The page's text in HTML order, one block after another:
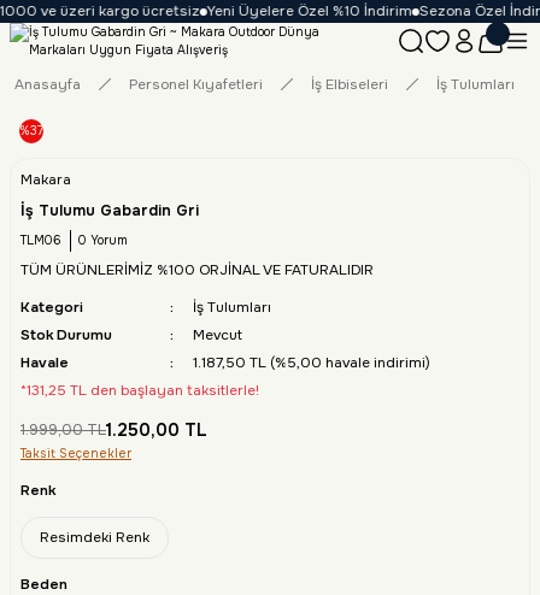
ve üzeri kargo ücretsiz Yeni Üyelere Özel %10 İndirim Sezona Özel
Anasayfa Personel Kıyafetleri İş Elbiseleri İş Tulumları
%37
Makara
İş Tulumu Gabardin Gri
TLM06 0 Yorum
TÜM ÜRÜNLERİMİZ %100 ORJİNAL VE FATURALIDIR
Kategori
İş Tulumları
Stok Durumu
Mevcut
Havale
1.187,50 TL (%5,00 havale indirimi)
*131,25 TL den başlayan taksitlerle!
1.999,00 TL1.250,00 TL
Taksit Seçenekler
Renk
Resimdeki Renk
Beden